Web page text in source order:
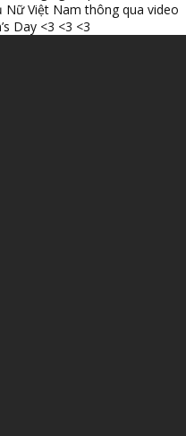
Việt Nam thông qua video
Day <3 <3 <3